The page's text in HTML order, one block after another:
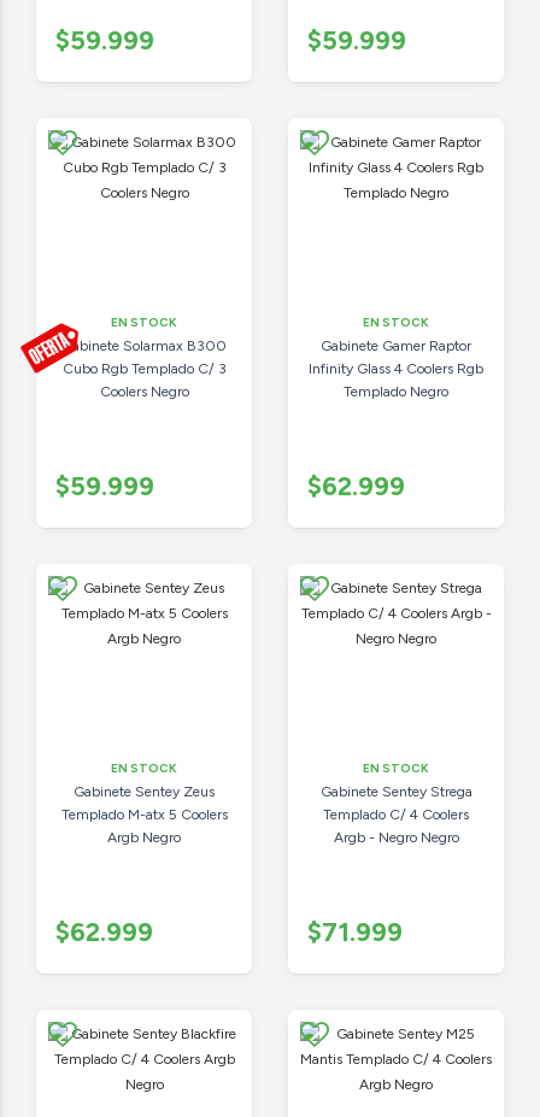
$59.999 $59.999
EN STOCK
Gabinete Solarmax B300
Cubo Rgb Templado C/ 3
Coolers Negro
$59.999
EN STOCK
Gabinete Gamer Raptor
Infinity Glass 4 Coolers Rgb
Templado Negro
$62.999
EN STOCK
Gabinete Sentey Zeus
Templado M-atx 5 Coolers
Argb Negro
$62.999
EN STOCK
Gabinete Sentey Strega
Templado C/ 4 Coolers
Argb - Negro Negro
$71.999